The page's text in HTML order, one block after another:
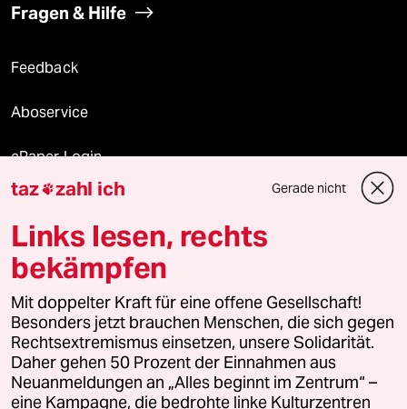
Fragen & Hilfe
Feedback
Aboservice
ePaper Login
Downloads für Abonnierende
© 2026 taz Verlags und Vertriebs GmbH
Alle Rechte vorbehalten. Bei rechtlichen Fragen oder für Genehmigungen
wenden Sie sich bitte an
lizenzen@taz.de
Feedback Redaktionsstatut Kommune-Richtlinien
taz zahl ich Gerade nicht
Links lesen, rechts
bekämpfen
Mit doppelter Kraft für eine offene Gesellschaft!
Besonders jetzt brauchen Menschen, die sich gegen
Rechtsextremismus einsetzen, unsere Solidarität.
Daher gehen 50 Prozent der Einnahmen aus
Neuanmeldungen an „Alles beginnt im Zentrum“ –
eine Kampagne, die bedrohte linke Kulturzentren